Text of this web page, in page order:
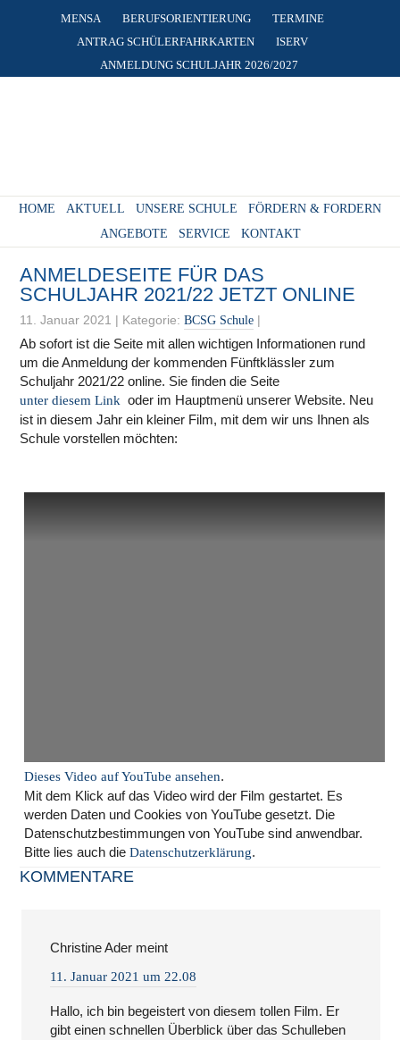
MENSA BERUFSORIENTIERUNG
TERMINE
ANTRAG SCHÜLERFAHRKARTEN
ISERV
ANMELDUNG SCHULJAHR 2026/2027
HOME AKTUELL UNSERE SCHULE
FÖRDERN & FORDERN
ANGEBOTE
SERVICE KONTAKT
ANMELDESEITE FÜR DAS
SCHULJAHR 2021/22 JETZT ONLINE
11. Januar 2021 | Kategorie:BCSG Schule |
Ab sofort ist die Seite mit allen wichtigen Informationen rund
um die Anmeldung der kommenden Fünftklässler zum
Schuljahr 2021/22 online. Sie finden die Seite
unter diesem Link oder im Hauptmenü unserer Website. Neu
ist in diesem Jahr ein kleiner Film, mit dem wir uns Ihnen als
Schule vorstellen möchten:
Dieses Video auf YouTube ansehen.
Mit dem Klick auf das Video wird der Film gestartet. Es
werden Daten und Cookies von YouTube gesetzt. Die
Datenschutzbestimmungen von YouTube sind anwendbar.
Bitte lies auch dieDatenschutzerklärung.
KOMMENTARE
Christine Ader meint
11. Januar 2021 um 22.08
Hallo, ich bin begeistert von diesem tollen Film. Er
gibt einen schnellen Überblick über das Schulleben